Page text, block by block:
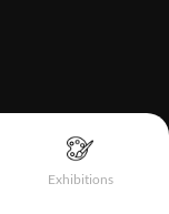
Exhibitions